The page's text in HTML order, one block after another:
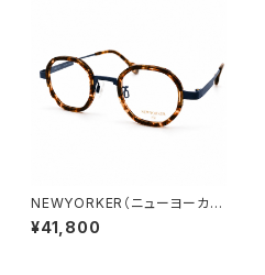
NEWYORKER（ニューヨーカ
ー）NY6304 BLS2 40□23-1
37 ／ 0077567
¥41,800